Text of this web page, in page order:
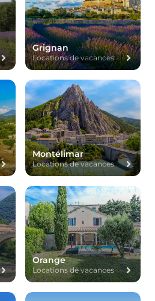
Grignan
Locations de vacances
Montélimar
Locations de vacances
Orange
Locations de vacances